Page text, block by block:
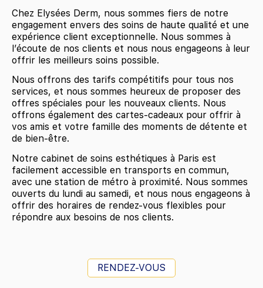
Chez Elysées Derm, nous sommes fiers de notre
engagement envers des soins de haute qualité et une
expérience client exceptionnelle. Nous sommes à
l’écoute de nos clients et nous nous engageons à leur
offrir les meilleurs soins possible.
Nous offrons des tarifs compétitifs pour tous nos
services, et nous sommes heureux de proposer des
offres spéciales pour les nouveaux clients. Nous
offrons également des cartes-cadeaux pour offrir à
vos amis et votre famille des moments de détente et
de bien-être.
Notre cabinet de soins esthétiques à Paris est
facilement accessible en transports en commun,
avec une station de métro à proximité. Nous sommes
ouverts du lundi au samedi, et nous nous engageons à
offrir des horaires de rendez-vous flexibles pour
répondre aux besoins de nos clients.
RENDEZ-VOUS